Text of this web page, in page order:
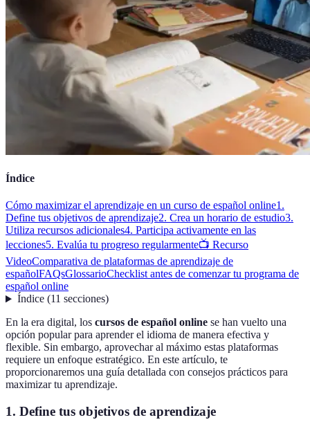
Índice
Cómo maximizar el aprendizaje en un curso de español online1.
Define tus objetivos de aprendizaje2. Crea un horario de estudio3.
Utiliza recursos adicionales4. Participa activamente en las
lecciones5. Evalúa tu progreso regularmente📺 Recurso
VideoComparativa de plataformas de aprendizaje de
españolFAQsGlossarioChecklist antes de comenzar tu programa de
español online
Índice(11 secciones)
En la era digital, los cursos de español online se han vuelto una
opción popular para aprender el idioma de manera efectiva y
flexible. Sin embargo, aprovechar al máximo estas plataformas
requiere un enfoque estratégico. En este artículo, te
proporcionaremos una guía detallada con consejos prácticos para
maximizar tu aprendizaje.
1. Define tus objetivos de aprendizaje